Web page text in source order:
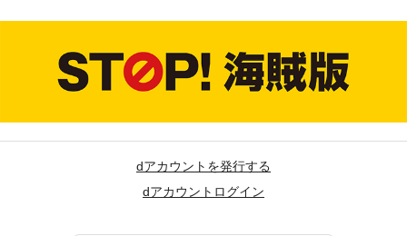
dアカウントを発行する
dアカウントログイン